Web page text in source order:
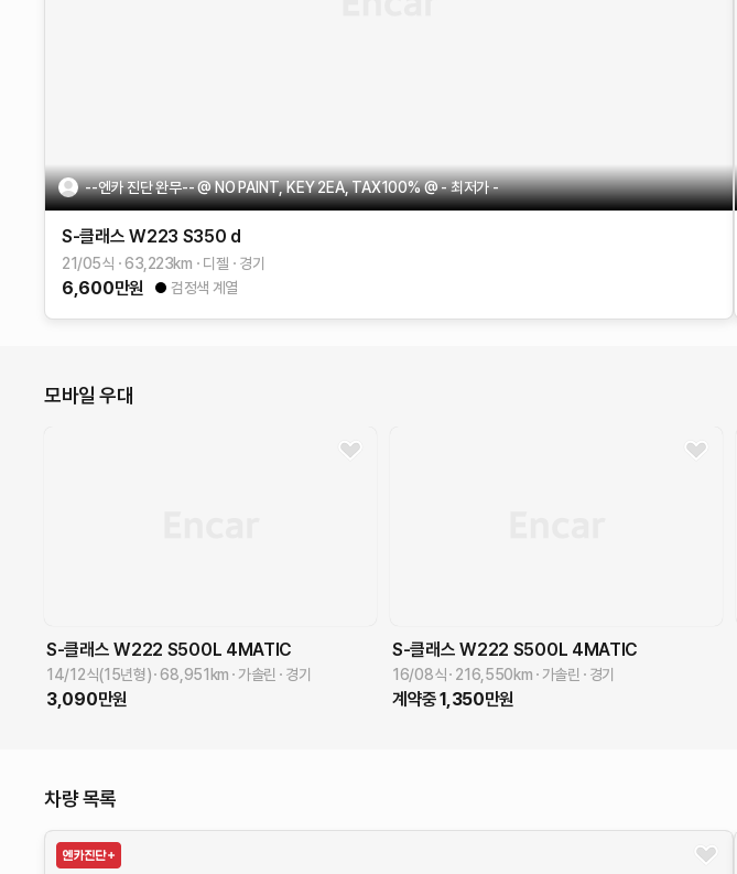
--엔카 진단 완무-- @ NO PAINT, KEY 2EA, TAX100% @ - 최저가 -
S-클래스 W223 S350 d
21/05식 63,223km 디젤 경기
6,600만원 검정색 계열
모바일 우대
S-클래스 W222 S500L 4MATIC
14/12식(15년형) 68,951 km 가솔린 경기
3,090만원
S-클래스 W222 S500L 4MATIC
16/08식 216,550km 가솔린 경기
계약중1,350만원
차량 목록